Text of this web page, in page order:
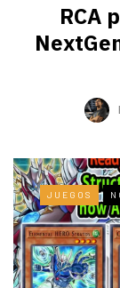
RCA
JUEGOS